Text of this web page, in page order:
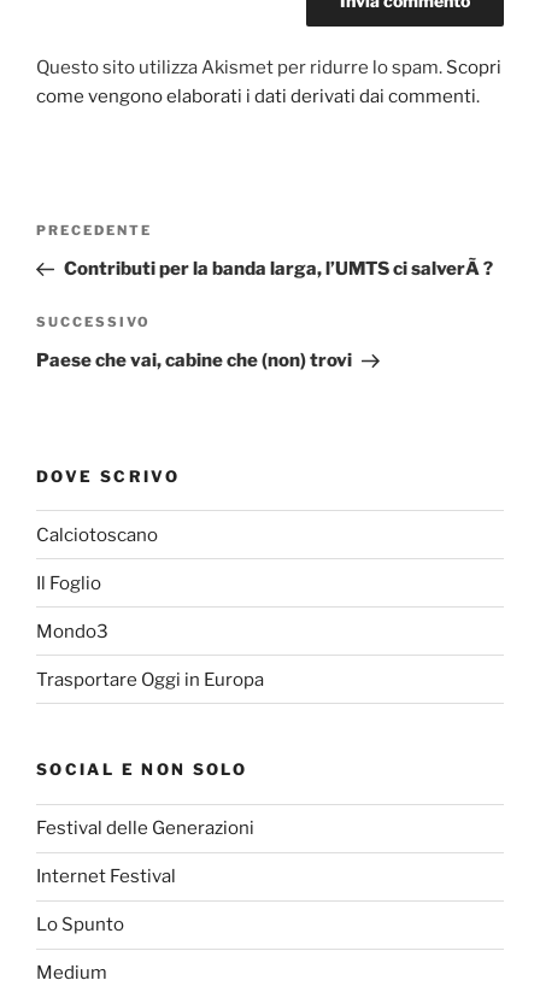
Questo sito utilizza Akismet per ridurre lo spam. Scopri
come vengono elaborati i dati derivati dai commenti.
Navigazione
Articolo
precedente:
PRECEDENTE
Contributi per la banda larga, l’UMTS ci salverÃ ?
Articolo
successivo
SUCCESSIVO
Paese che vai, cabine che (non) trovi
DOVE SCRIVO
Calciotoscano
Il Foglio
Mondo3
Trasportare Oggi in Europa
SOCIAL E NON SOLO
Festival delle Generazioni
Internet Festival
Lo Spunto
Medium